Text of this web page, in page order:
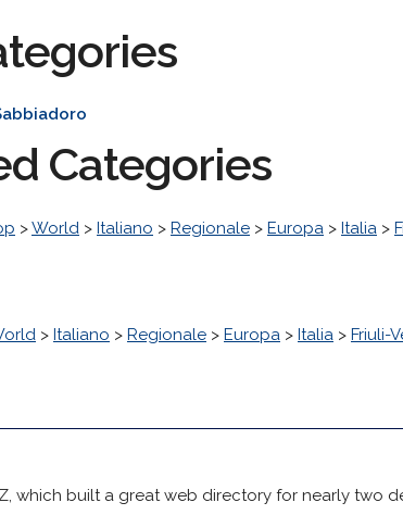
Categories
>World > Italiano > Regionale > Europa > Italia >
> Italiano > Regionale > Europa > Italia > Friuli-
which built a great web directory for nearly two